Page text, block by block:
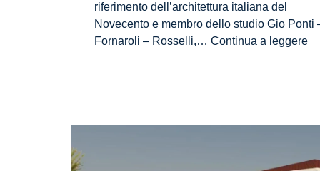
riferimento dell’architettura italiana del
Novecento e membro dello studio Gio Ponti
Fornaroli – Rosselli,… Continua a leggere